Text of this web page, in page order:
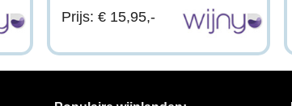
Prijs: € 15,95,-